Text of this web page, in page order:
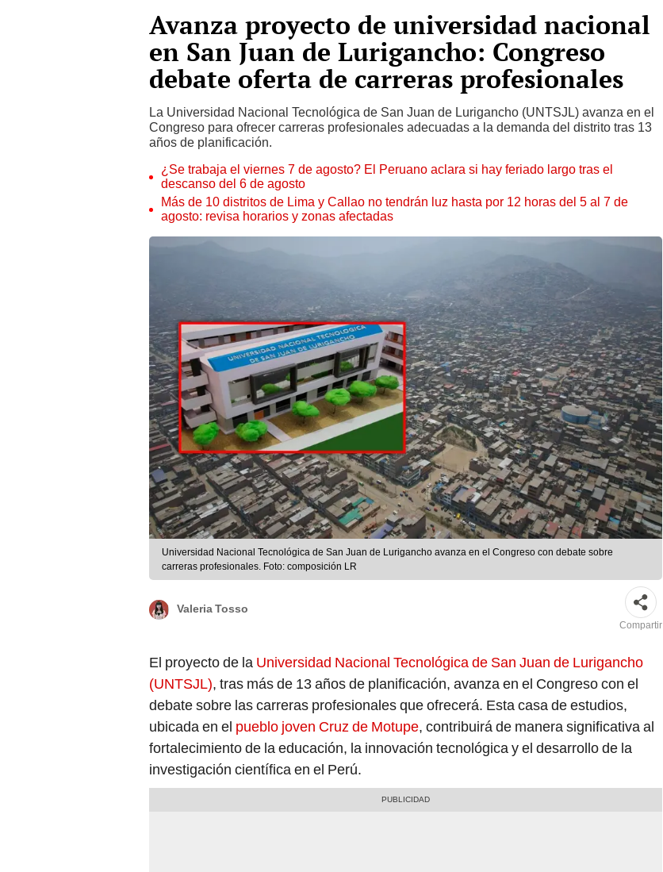
Avanza proyecto de universidad nacional
en San Juan de Lurigancho: Congreso
debate oferta de carreras profesionales
La Universidad Nacional Tecnológica de San Juan de Lurigancho (UNTSJL) avanza en el
Congreso para ofrecer carreras profesionales adecuadas a la demanda del distrito tras 13
años de planificación.
¿Se trabaja el viernes 7 de agosto? El Peruano aclara si hay feriado largo tras el
descanso del 6 de agosto
Más de 10 distritos de Lima y Callao no tendrán luz hasta por 12 horas del 5 al 7 de
agosto: revisa horarios y zonas afectadas
Universidad Nacional Tecnológica de San Juan de Lurigancho avanza en el Congreso con debate sobre
carreras profesionales. Foto: composición LR
Valeria Tosso
Compartir
El proyecto de la Universidad Nacional Tecnológica de San Juan de Lurigancho
(UNTSJL), tras más de 13 años de planificación, avanza en el Congreso con el
debate sobre las carreras profesionales que ofrecerá. Esta casa de estudios,
ubicada en el pueblo joven Cruz de Motupe, contribuirá de manera significativa al
fortalecimiento de la educación, la innovación tecnológica y el desarrollo de la
investigación científica en el Perú.